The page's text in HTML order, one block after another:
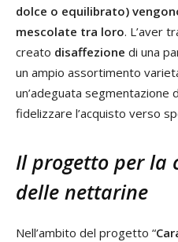
dolce o equilibrato)
mescolate tra loro. L’aver
creato disaffezione di una
un ampio assortimento
un’adeguata segmentazione
fidelizzare l’acquisto verso
Il progetto per la
delle nettarine
Nell’ambito del progetto “